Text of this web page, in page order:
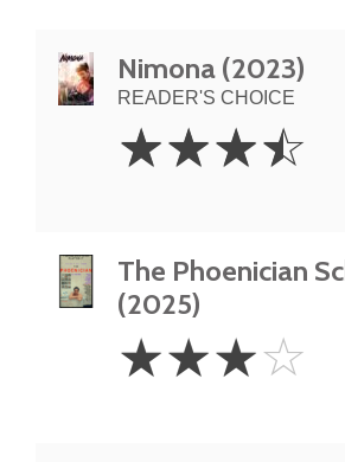
Nimona (2023)
READER'S CHOICE
3.5
Stars
☆☆☆☆
The Phoenician
(2025)
Stars
☆☆☆☆